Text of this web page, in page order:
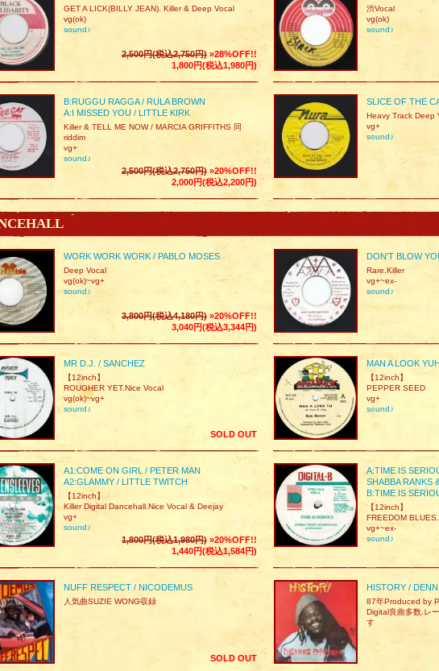
GET A LICK(BILLY JEAN). Killer & Deep Vocal
vg(ok)
sound♪
2,500円(税込2,750円) »28%OFF!!
1,800円(税込1,980円)
渋Vocal
vg(ok)
sound♪
B:RUGGU RAGGA / RULA BROWN
A:I MISSED YOU / LITTLE KIRK
Killer & TELL ME NOW / MARCIA GRIFFITHS 同
riddim
vg+
sound♪
2,500円(税込2,750円) »20%OFF!!
2,000円(税込2,200円)
SLICE OF THE
Heavy Track Deep
vg+
sound♪
WORK WORK WORK / PABLO MOSES
Deep Vocal
vg(ok)~vg+
sound♪
3,800円(税込4,180円) »20%OFF!!
3,040円(税込3,344円)
DON'T BLOW
Rare.Killer
vg+~ex-
sound♪
MR D.J. / SANCHEZ
【12inch】
ROUGHER YET.Nice Vocal
vg(ok)~vg+
sound♪
SOLD OUT
MAN A LOOK
【12inch】
PEPPER SEED
vg+
sound♪
A1:COME ON GIRL / PETER MAN
A2:GLAMMY / LITTLE TWITCH
【12inch】
Killer Digital Dancehall.Nice Vocal & Deejay
vg+
sound♪
1,800円(税込1,980円) »20%OFF!!
1,440円(税込1,584円)
A:TIME IS
SHABBA RANKS
B:TIME IS
【12inch】
FREEDOM
vg+~ex-
sound♪
NUFF RESPECT / NICODEMUS
人気曲SUZIE WONG収録
SOLD OUT
HISTORY /
87年Produced by
Digital良曲多数.レ
す